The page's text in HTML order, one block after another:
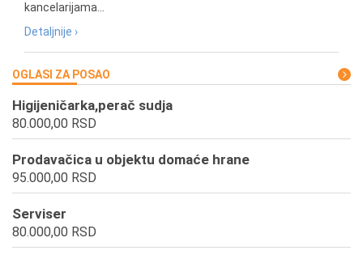
kancelarijama...
Detaljnije ›
OGLASI ZA POSAO
Higijeničarka,perač sudja
80.000,00 RSD
Prodavačica u objektu domaće hrane
95.000,00 RSD
Serviser
80.000,00 RSD